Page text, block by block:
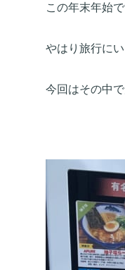
この年末年始で
やはり旅行に
今回はその中